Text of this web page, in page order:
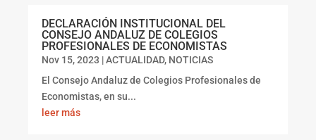
DECLARACIÓN INSTITUCIONAL DEL
CONSEJO ANDALUZ DE COLEGIOS
PROFESIONALES DE ECONOMISTAS
Nov 15, 2023 |ACTUALIDAD, NOTICIAS
El Consejo Andaluz de Colegios Profesionales de
Economistas, en su...
leer más